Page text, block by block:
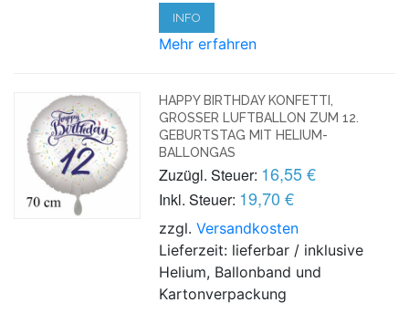
INFO
Mehr erfahren
HAPPY BIRTHDAY KONFETTI,
GROSSER LUFTBALLON ZUM 12. G
EBURTSTAG MIT HELIUM-B
ALLONGAS
Zuzügl. Steuer: 16,55 €
Inkl. Steuer: 19,70 €
zzgl.Versandkosten
Lieferzeit: lieferbar / inklusive
Helium, Ballonband und
Kartonverpackung